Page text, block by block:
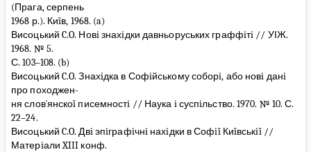
(Прага, серпень
1968 р.). Киïв, 1968. (a)
Висоцький C.O. Новi знахiдки давньоруських граффiтi // УІЖ.
1968. № 5.
С. 103–108. (b)
Висоцький C.O. Знахiдка в Софiйському соборi, або новi данi
про походжен-
ня слов`янскоï писемностi // Наука i суспiльство. 1970. № 10. С.
22–24.
Висоцький C.O. Двi эпiграфiчнi нахiдки в Софiï Киïвськiï //
Матерiали XIII конф.